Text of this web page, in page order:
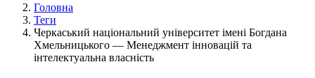
Головна
Теги
Черкаський національний університет імені Богдана
Хмельницького — Менеджмент інновацій та
інтелектуальна власність